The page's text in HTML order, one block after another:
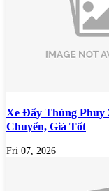
Xe Đẩy Thùng Phuy
Chuyển, Giá Tốt
Fri 07, 2026